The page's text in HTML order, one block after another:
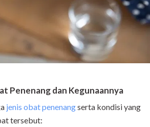
Penenang dan Kegunaannya
jenis obat penenangserta kondisi yang
tersebut: